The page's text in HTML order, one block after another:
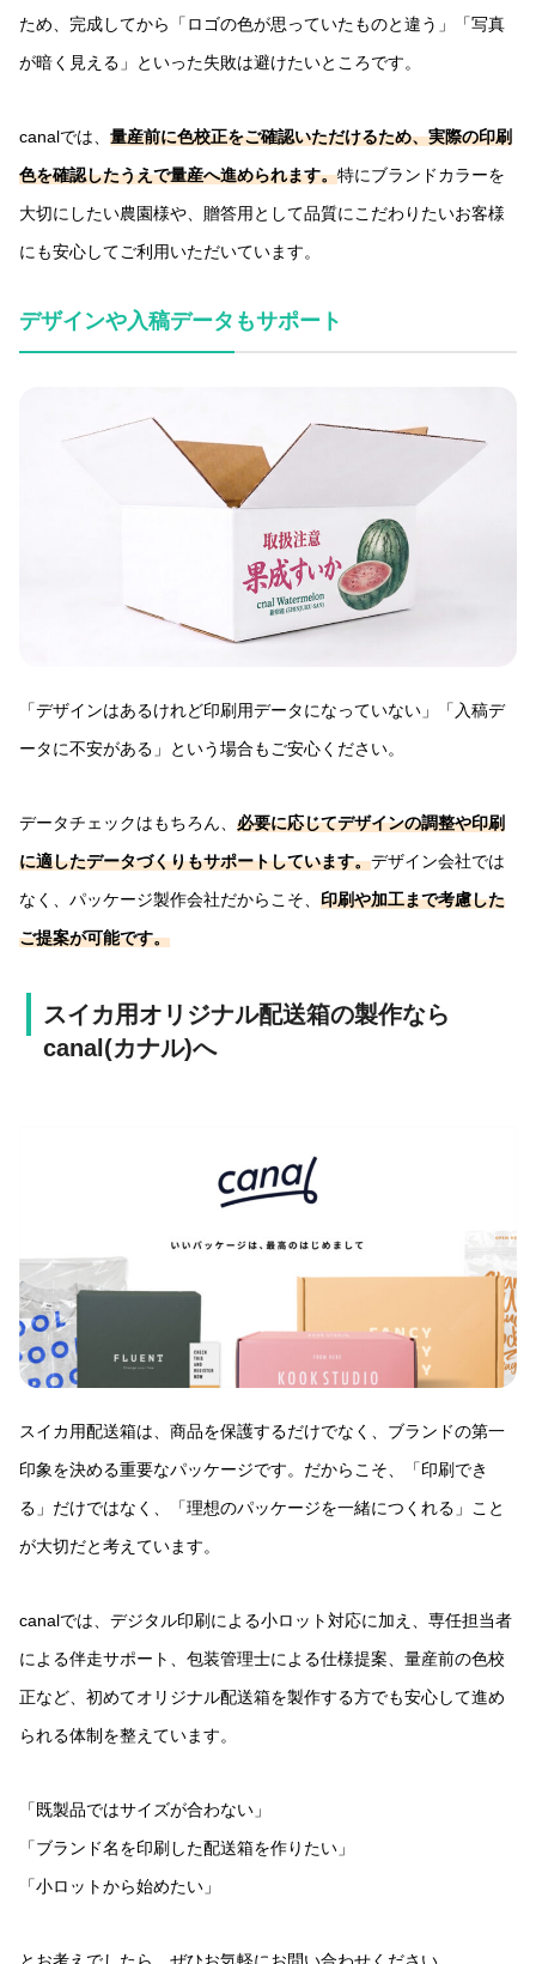
ため、完成してから「ロゴの色が思っていたものと違う」「写真
が暗く見える」といった失敗は避けたいところです。
canalでは、 量産前に色校正をご確認いただけるため、実際の印刷
色を確認したうえで量産へ進められます。特にブランドカラーを
大切にしたい農園様や、贈答用として品質にこだわりたいお客様
にも安心してご利用いただいています。
デザインや入稿データもサポート
「デザインはあるけれど印刷用データになっていない」「入稿デ
ータに不安がある」という場合もご安心ください。
データチェックはもちろん、 必要に応じてデザインの調整や印刷
に適したデータづくりもサポートしています。デザイン会社では
なく、パッケージ製作会社だからこそ、 印刷や加工まで考慮した
ご提案が可能です。
スイカ用オリジナル配送箱の製作なら
canal(カナル)へ
スイカ用配送箱は、商品を保護するだけでなく、ブランドの第一
印象を決める重要なパッケージです。だからこそ、「印刷でき
る」だけではなく、「理想のパッケージを一緒につくれる」こと
が大切だと考えています。
canalでは、デジタル印刷による小ロット対応に加え、専任担当者
による伴走サポート、包装管理士による仕様提案、量産前の色校
正など、初めてオリジナル配送箱を製作する方でも安心して進め
られる体制を整えています。
「既製品ではサイズが合わない」
「ブランド名を印刷した配送箱を作りたい」
「小ロットから始めたい」